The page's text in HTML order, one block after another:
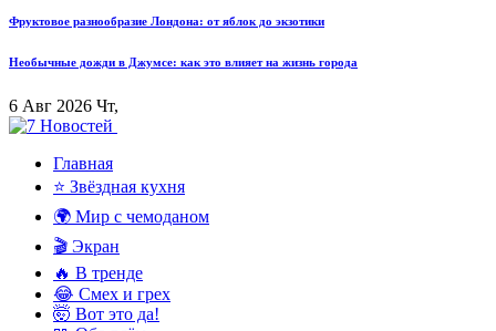
Фруктовое разнообразие Лондона: от яблок до экзотики
Необычные дожди в Джумсе: как это влияет на жизнь города
6 Авг 2026 Чт,
Главная
⭐ Звёздная кухня
🌍 Мир с чемоданом
🎬 Экран
🔥 В тренде
😂 Смех и грех
🤯 Вот это да!